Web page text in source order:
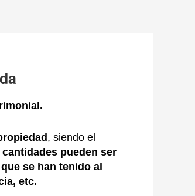
, siendo el
cantidades pueden ser
se han tenido al
etc.